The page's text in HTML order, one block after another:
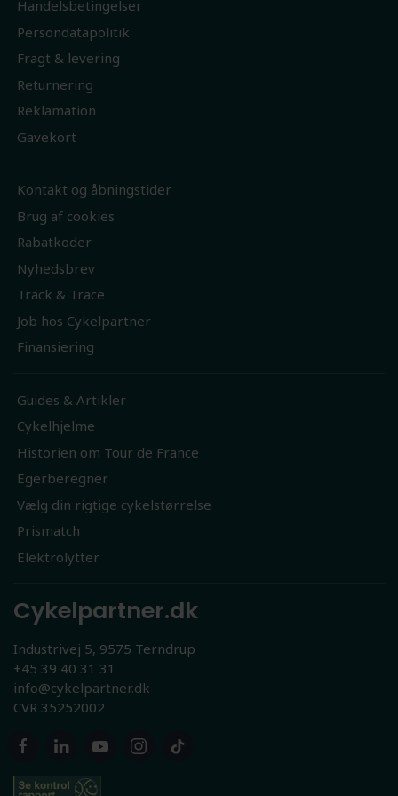
Handelsbetingelser
Persondatapolitik
Fragt & levering
Returnering
Reklamation
Gavekort
Kontakt og åbningstider
Brug af cookies
Rabatkoder
Nyhedsbrev
Track & Trace
Job hos Cykelpartner
Finansiering
Guides & Artikler
Cykelhjelme
Historien om Tour de France
Egerberegner
Vælg din rigtige cykelstørrelse
Prismatch
Elektrolytter
Cykelpartner.dk
Industrivej 5, 9575 Terndrup
+45 39 40 31 31
info@cykelpartner.dk
CVR 35252002